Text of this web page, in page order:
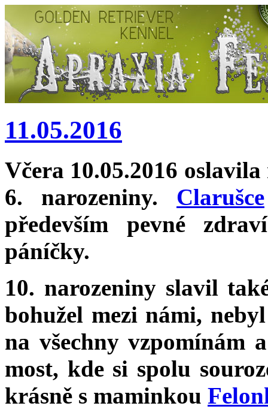
11.05.2016
Včera 10.05.2016
6. narozeniny. Clarušce
především pevné
páníčky.
10. narozeniny slavil
bohužel mezi námi,
na všechny vzpomínám
most, kde si spolu
krásně s maminkou